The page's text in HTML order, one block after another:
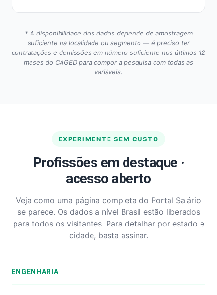
* A disponibilidade dos dados depende de amostragem
suficiente na localidade ou segmento — é preciso ter
contratações e demissões em número suficiente nos últimos 12
meses do CAGED para compor a pesquisa com todas as
variáveis.
EXPERIMENTE SEM CUSTO
Profissões em destaque ·
acesso aberto
Veja como uma página completa do Portal Salário
se parece. Os dados a nível Brasil estão liberados
para todos os visitantes. Para detalhar por estado e
cidade, basta assinar.
ENGENHARIA